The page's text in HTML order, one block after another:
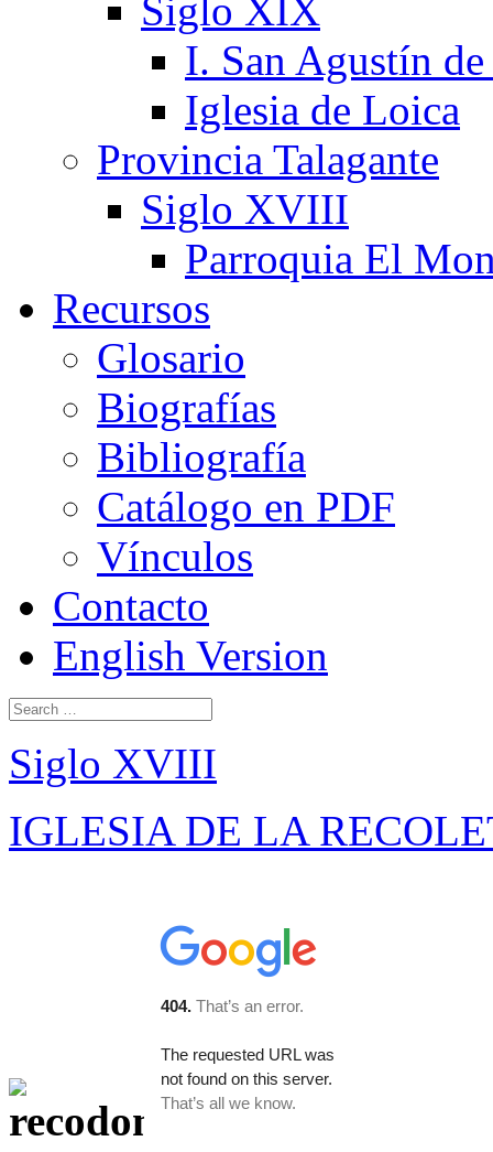
Siglo XIX
I. San Agustín
Iglesia de Loica
Provincia Talagante
Siglo XVIII
Parroquia El
Recursos
Glosario
Biografías
Bibliografía
Catálogo en PDF
Vínculos
Contacto
English Version
Siglo XVIII
IGLESIA DE LA